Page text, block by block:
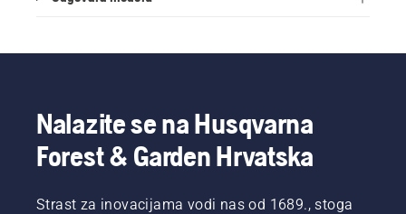
Nalazite se na Husqvarna
Forest & Garden Hrvatska
Strast za inovacijama vodi nas od 1689., stoga